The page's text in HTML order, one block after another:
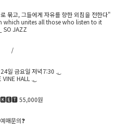
묶고, 그들에게 자유를 향한 외침을 전한다"
which unites all those who listen to it
_ SO JAZZ
/
일 금요일 저녁7:30 .͜.
VINE HALL .͜.
55,000원
예매문의❓